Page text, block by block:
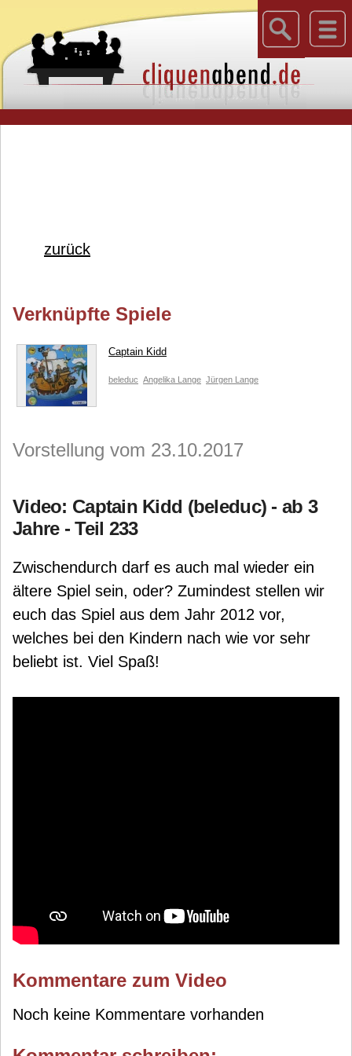
zurück
Verknüpfte Spiele
Captain Kidd
beleduc Angelika Lange Jürgen Lange
Vorstellung vom 23.10.2017
Video: Captain Kidd (beleduc) - ab 3
Jahre - Teil 233
Zwischendurch darf es auch mal wieder ein
ältere Spiel sein, oder? Zumindest stellen wir
euch das Spiel aus dem Jahr 2012 vor,
welches bei den Kindern nach wie vor sehr
beliebt ist. Viel Spaß!
Kommentare zum Video
Noch keine Kommentare vorhanden